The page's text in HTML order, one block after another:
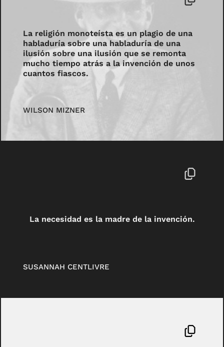
La religión monoteísta es un plagio de una
habladuría sobre una habladuría de una
ilusión sobre una ilusión que se remonta
mucho tiempo atrás a la invención de unos
cuantos fiascos.
WILSON MIZNER
La necesidad es la madre de la invención.
SUSANNAH CENTLIVRE